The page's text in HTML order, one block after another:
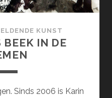
KUNST
BEEK IN DE
Sinds 2006 is Karin